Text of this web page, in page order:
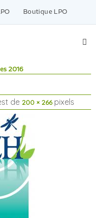
Boutique LPO
2016
de 200 × 266pixels